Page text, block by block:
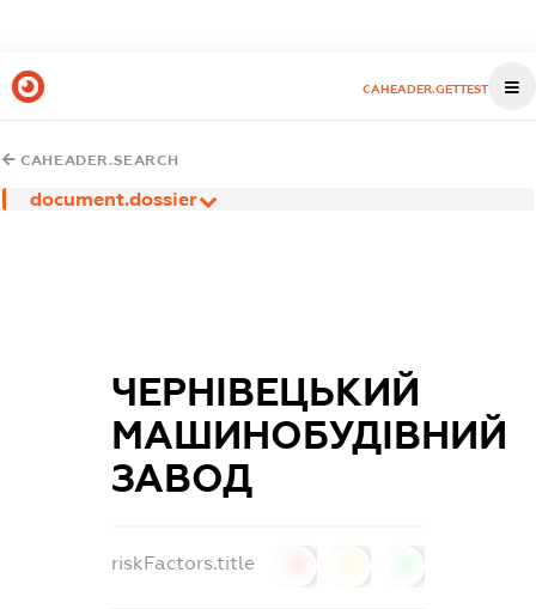
CAHEADER.GETTEST
CAHEADER.SEARCH
document.dossier
ЧЕРНІВЕЦЬКИЙ
МАШИНОБУДІВНИЙ
ЗАВОД
riskFactors.title